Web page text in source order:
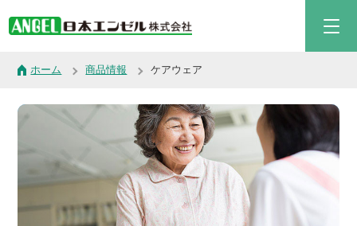
ホーム 商品情報 ケアウェア